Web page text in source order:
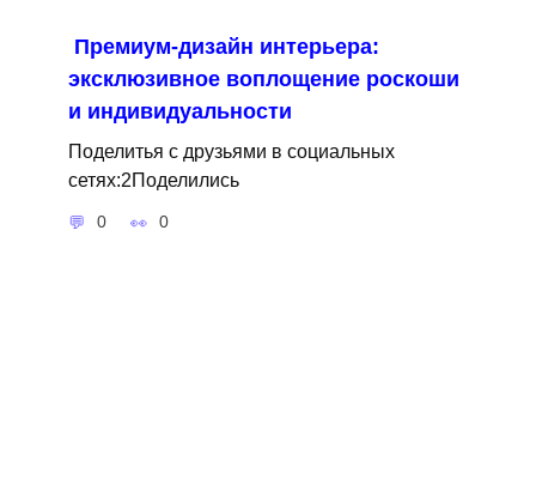
Премиум-дизайн интерьера:
эксклюзивное воплощение роскоши
и индивидуальности
Поделитья с друзьями в социальных
сетях:2Поделились
0 0